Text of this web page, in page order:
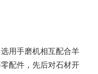
用手磨机相互配合羊
配件，先后对石材开